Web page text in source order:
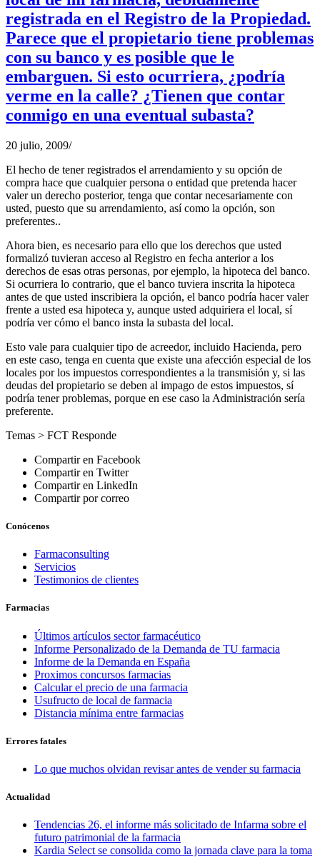
registrada en el Registro de la Propiedad.
Parece que el propietario tiene problemas
con su banco y es posible que le
embarguen. Si esto ocurriera, ¿podría
verme en la calle? ¿Tienen que contar
conmigo en una eventual subasta?
20 julio, 2009/
El hecho de tener registrados el arrendamiento y su opción de
compra hace que cualquier persona o entidad que pretenda hacer
valer un derecho posterior, tenga que contar necesariamente con
usted, puesto que su arrendamiento, así como la opción, son
preferentes..
Ahora bien, es necesario para ello que los derechos que usted
formalizó tuvieran acceso al Registro en fecha anterior a los
derechos de esas otras personas, por ejemplo, la hipoteca del banco.
Si ocurriera lo contrario, que el banco tuviera inscrita la hipoteca
antes de que usted inscribiera la opción, el banco podría hacer valer
frente a usted esa hipoteca y, aunque usted adquiriera el local, sí
podría ver cómo el banco insta la subasta del local.
Esto vale para cualquier tipo de acreedor, incluido Hacienda, pero
en este caso, tenga en cuenta que existe una afección especial de los
locales por los impuestos correspondientes a la transmisión y, si las
deudas del propietario se deben al impago de estos impuestos, sí
podría tener problemas, porque en ese caso la Administración sería
preferente.
Temas > FCT Responde
Compartir en Facebook
Compartir en Twitter
Compartir en LinkedIn
Compartir por correo
Conócenos
Farmaconsulting
Servicios
Testimonios de clientes
Farmacias
Últimos artículos sector farmacéutico
Informe Personalizado de la Demanda de TU farmacia
Informe de la Demanda en España
Proximos concursos farmacias
Calcular el precio de una farmacia
Usufructo de local de farmacia
Distancia mínima entre farmacias
Errores fatales
Lo que muchos olvidan revisar antes de vender su farmacia
Actualidad
Tendencias 26, el informe más solicitado de Infarma sobre el
futuro patrimonial de la farmacia
Kardia Select se consolida como la jornada clave para la toma